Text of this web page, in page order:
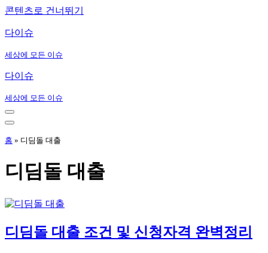
콘텐츠로 건너뛰기
다이슈
세상에 모든 이슈
다이슈
세상에 모든 이슈
내
비
게
메
내
비
션
홈 » 디딤돌 대출
디딤돌 대출
디딤돌 대출 조건 및 신청자격 완벽정리